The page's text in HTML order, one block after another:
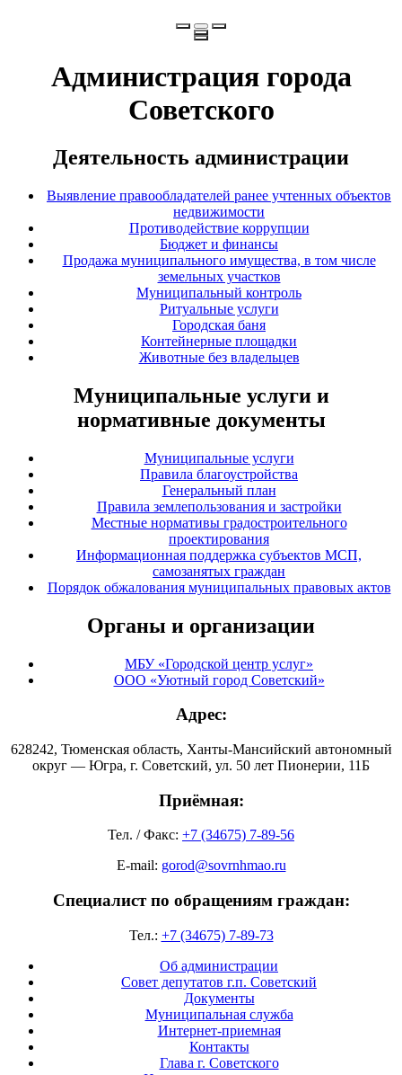
Администрация города
Советского
Деятельность администрации
Выявление правообладателей ранее учтенных объектов
недвижимости
Противодействие коррупции
Бюджет и финансы
Продажа муниципального имущества, в том числе
земельных участков
Муниципальный контроль
Ритуальные услуги
Городская баня
Контейнерные площадки
Животные без владельцев
Муниципальные услуги и
нормативные документы
Муниципальные услуги
Правила благоустройства
Генеральный план
Правила землепользования и застройки
Местные нормативы градостроительного
проектирования
Информационная поддержка субъектов МСП,
самозанятых граждан
Порядок обжалования муниципальных правовых актов
Органы и организации
МБУ «Городской центр услуг»
ООО «Уютный город Советский»
Адрес:
628242, Тюменская область, Ханты-Мансийский автономный
округ — Югра, г. Советский, ул. 50 лет Пионерии, 11Б
Приёмная:
Тел. / Факс: +7 (34675) 7-89-56
E-mail: gorod@sovrnhmao.ru
Специалист по обращениям граждан:
Тел.: +7 (34675) 7-89-73
Об администрации
Совет депутатов г.п. Советский
Документы
Муниципальная служба
Интернет-приемная
Контакты
Глава г. Советского